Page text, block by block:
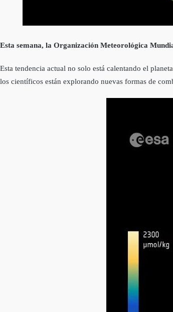
Esta semana, la Organización Meteorológica
Esta tendencia actual no solo está calentando el
los científicos están explorando nuevas formas de